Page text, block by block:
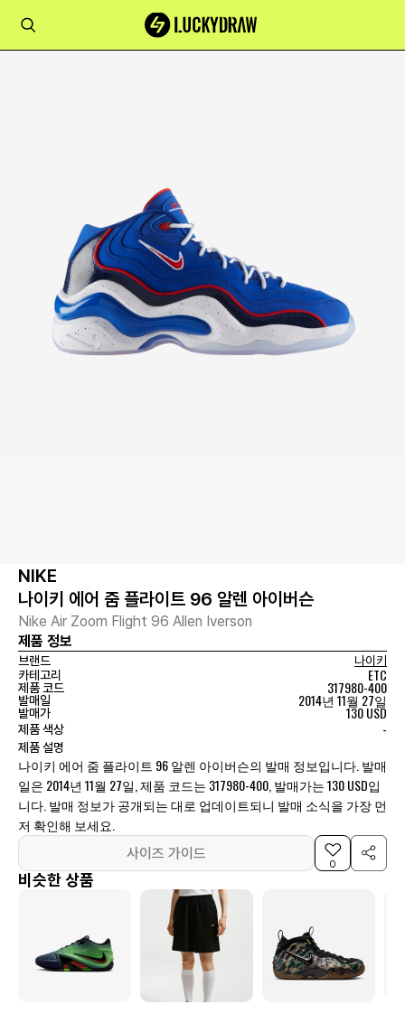
NIKE
나이키 에어 줌 플라이트 96 알렌 아이버슨
Nike Air Zoom Flight 96 Allen Iverson
제품 정보
브랜드
나이키
카테고리
ETC
제품 코드 317980-400
발매일 2014년 11월 27일
발매가 130 USD
제품 색상 -
제품 설명
나이키 에어 줌 플라이트 96 알렌 아이버슨의 발매 정보입니다. 발매
일은 2014년 11월 27일, 제품 코드는 317980-400, 발매가는 130 USD입
니다. 발매 정보가 공개되는 대로 업데이트되니 발매 소식을 가장 먼
저 확인해 보세요.
사이즈 가이드
0
비슷한 상품